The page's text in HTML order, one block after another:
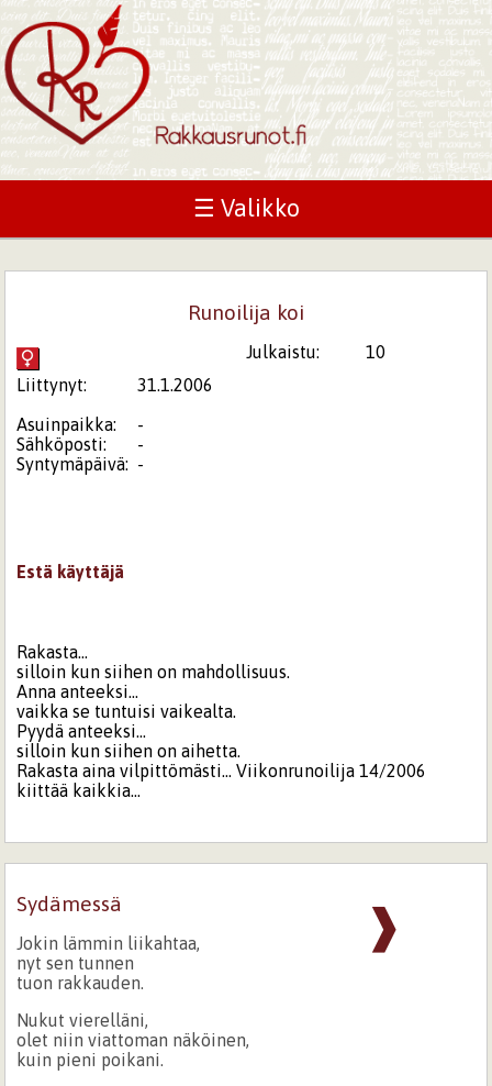
☰ Valikko
Runoilija koi
Julkaistu:
10
Liittynyt:
31.1.2006
Asuinpaikka:
-
Sähköposti:
-
Syntymäpäivä: -
Estä käyttäjä
Rakasta...
silloin kun siihen on mahdollisuus.
Anna anteeksi...
vaikka se tuntuisi vaikealta.
Pyydä anteeksi...
silloin kun siihen on aihetta.
Rakasta aina vilpittömästi... Viikonrunoilija 14/2006
kiittää kaikkia...
❱
Sydämessä
Jokin lämmin liikahtaa,
nyt sen tunnen
tuon rakkauden.
Nukut vierelläni,
olet niin viattoman näköinen,
kuin pieni poikani.